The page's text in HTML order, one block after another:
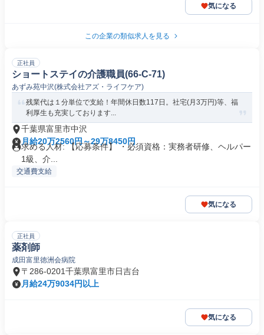
気になる
この企業の類似求人を見る
正社員
ショートステイの介護職員(66-C-71)
あずみ苑中沢(株式会社アズ・ライフケア)
残業代は１分単位で支給！年間休日数117日。社宅(月3万円)等、福
利厚生も充実しております...
千葉県富里市中沢
月給20万2560円～29万8450円
求める人材: 【応募条件】 ・必須資格：実務者研修、ヘルパー
1級、介...
交通費支給
気になる
正社員
薬剤師
成田富里徳洲会病院
〒286-0201千葉県富里市日吉台
月給24万9034円以上
気になる